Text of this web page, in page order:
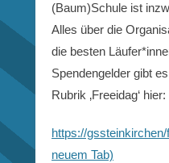
(Baum)Schule ist
Alles über die
die besten
Spendengelder gibt
Rubrik ‚Freeidag‘ hier:
https://gssteinkirchen/
neuem Tab)